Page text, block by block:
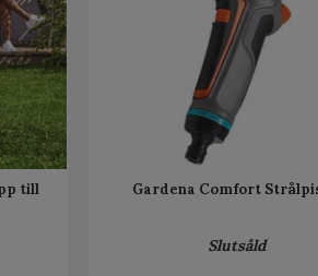
till
Gardena Comfort
Slutsåld